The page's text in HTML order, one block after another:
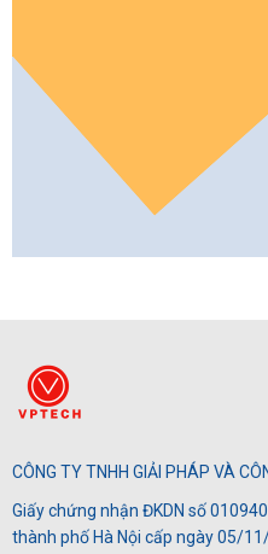
CÔNG TY TNHH GIẢI PHÁP VÀ
Giấy chứng nhận ĐKDN số
thành phố Hà Nội cấp ngày 05/